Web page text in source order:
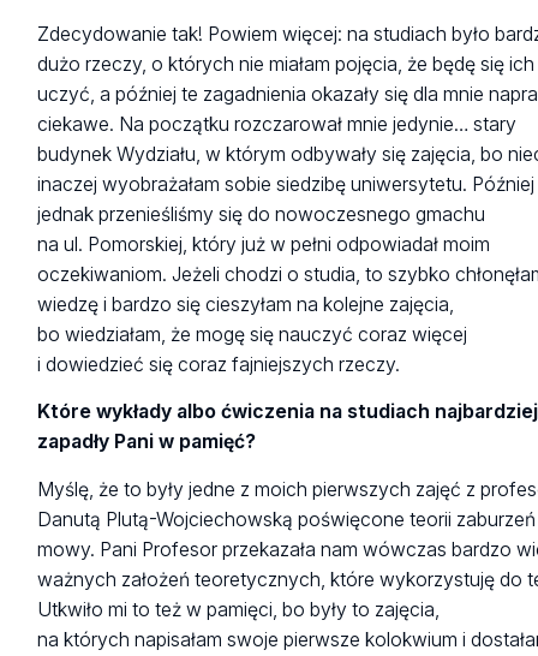
Zdecydowanie tak! Powiem więcej: na studiach było
dużo rzeczy, o których nie miałam pojęcia, że będę się ich
uczyć, a później te zagadnienia okazały się dla mnie
ciekawe. Na początku rozczarował mnie jedynie… stary
budynek Wydziału, w którym odbywały się zajęcia, bo
inaczej wyobrażałam sobie siedzibę uniwersytetu. Później
jednak przenieśliśmy się do nowoczesnego gmachu
na ul. Pomorskiej, który już w pełni odpowiadał moim
oczekiwaniom. Jeżeli chodzi o studia, to szybko
wiedzę i bardzo się cieszyłam na kolejne zajęcia,
bo wiedziałam, że mogę się nauczyć coraz więcej
i dowiedzieć się coraz fajniejszych rzeczy.
Które wykłady albo ćwiczenia na studiach najbardziej
zapadły Pani w pamięć?
Myślę, że to były jedne z moich pierwszych zajęć z
Danutą Plutą-Wojciechowską poświęcone teorii zaburzeń
mowy. Pani Profesor przekazała nam wówczas bardzo
ważnych założeń teoretycznych, które wykorzystuję do
Utkwiło mi to też w pamięci, bo były to zajęcia,
na których napisałam swoje pierwsze kolokwium i